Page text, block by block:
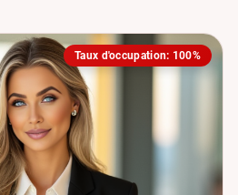
Taux d'occupation: 100%